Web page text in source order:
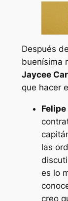
Después
buenísima
Jaycee
que hacer
Felipe
las
es lo
creo